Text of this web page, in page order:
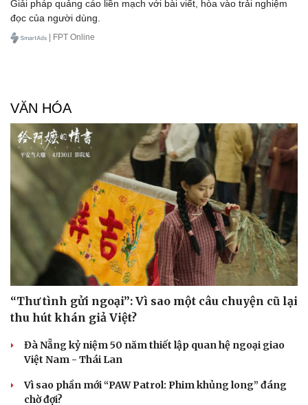
Doanh nghiệp
Thông tin doanh nghiệp
Doanh nghiệp 24h
Doanh nhân
Vì cộng đồng
Công nghệ
Trải nghiệm
Giải pháp quảng cáo liền mạch với bài viết, hòa vào trải nghiệm
đọc của người dùng.
| FPT Online
VĂN HÓA
“Thư tình gửi ngoại”: Vì sao một câu chuyện cũ lại
thu hút khán giả Việt?
Đà Nẵng kỷ niệm 50 năm thiết lập quan hệ ngoại giao
Việt Nam - Thái Lan
Vì sao phần mới “PAW Patrol: Phim khủng long” đáng
chờ đợi?